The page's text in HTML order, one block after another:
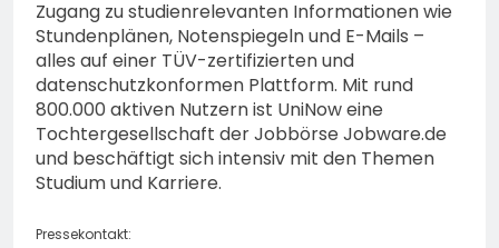
Zugang zu studienrelevanten Informationen wie
Stundenplänen, Notenspiegeln und E-Mails –
alles auf einer TÜV-zertifizierten und
datenschutzkonformen Plattform. Mit rund
800.000 aktiven Nutzern ist UniNow eine
Tochtergesellschaft der Jobbörse Jobware.de
und beschäftigt sich intensiv mit den Themen
Studium und Karriere.
Pressekontakt: